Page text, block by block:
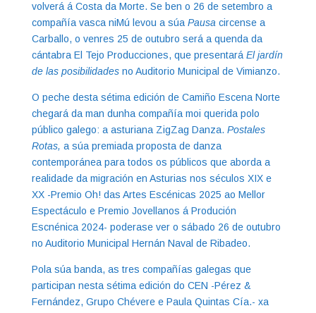
volverá á Costa da Morte. Se ben o 26 de setembro a
compañía vasca niMú levou a súa Pausa circense a
Carballo, o venres 25 de outubro será a quenda da
cántabra El Tejo Producciones, que presentaráEl jardín
de las posibilidades no Auditorio Municipal de Vimianzo.
O peche desta sétima edición de Camiño Escena Norte
chegará da man dunha compañía moi querida polo
público galego: a asturiana ZigZag Danza. Postales
Rotas, a súa premiada proposta de danza
contemporánea para todos os públicos que aborda a
realidade da migración en Asturias nos séculos XIX e
XX -Premio Oh! das Artes Escénicas 2025 ao Mellor
Espectáculo e Premio Jovellanos á Produción
Escnénica 2024- poderase ver o sábado 26 de outubro
no Auditorio Municipal Hernán Naval de Ribadeo.
Pola súa banda, as tres compañías galegas que
participan nesta sétima edición do CEN -Pérez &
Fernández, Grupo Chévere e Paula Quintas Cía.- xa